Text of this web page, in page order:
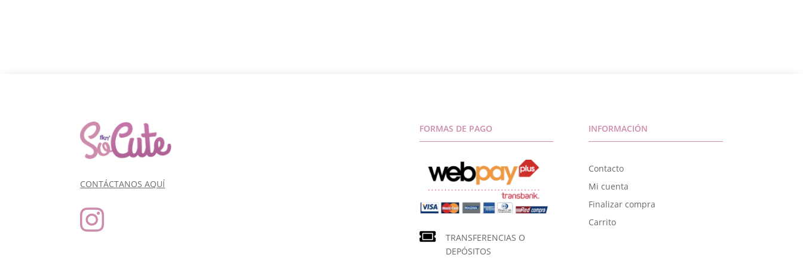
CONTÁCTANOS AQUÍ

FORMAS DE PAGO
TRANSFERENCIAS O
DEPÓSITOS
INFORMACIÓN
Contacto
Mi cuenta
Finalizar compra
Carrito